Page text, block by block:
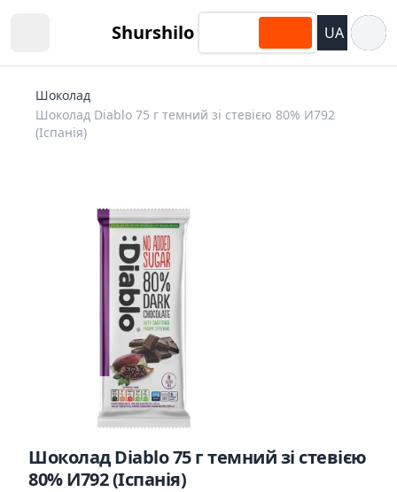
Shurshilo UA
Шоколад
Шоколад Diablo 75 г темний зі стевією 80% И792
(Іспанія)
Шоколад Diablo 75 г темний зі стевією
80% И792 (Іспанія)